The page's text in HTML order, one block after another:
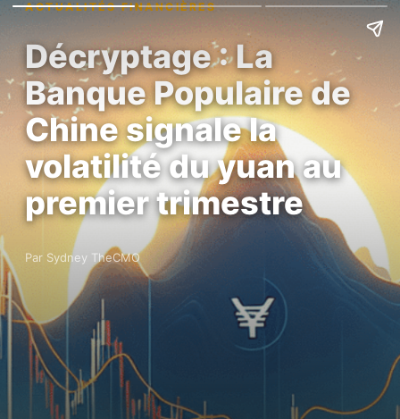
ACTUALITÉS FINANCIÈRES
Décryptage : La
Banque Populaire de
Chine signale la
volatilité du yuan au
premier trimestre
Par Sydney TheCMO